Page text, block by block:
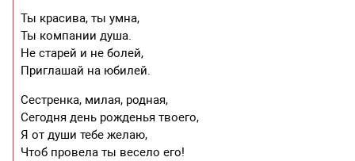
Ты красива, ты умна,
Ты компании душа.
Не старей и не болей,
Приглашай на юбилей.
Сестренка, милая, родная,
Сегодня день рожденья твоего,
Я от души тебе желаю,
Чтоб провела ты весело его!